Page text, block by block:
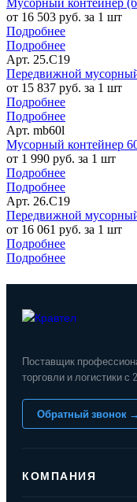
Мусорный контейнер
от 16 503 руб. за 1 шт
Подробнее
Подробнее
Арт. 25.C19
Передвижной
от 15 837 руб. за 1 шт
Подробнее
Подробнее
Арт. mb60l
Мусорный контейнер
от 1 990 руб. за 1 шт
Подробнее
Подробнее
Арт. 26.C19
Передвижной
от 16 061 руб. за 1 шт
Подробнее
Подробнее
Поставщик
торговли и логистики с
Обратный звонок →
КОМПАНИЯ